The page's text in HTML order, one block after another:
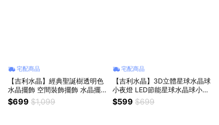
宅配商品
【吉利水晶】經典聖誕樹透明色
水晶擺飾 空間裝飾擺飾 水晶擺
飾 生日禮物 滿月禮品 聖誕節禮
物
$699 $1,099
宅配商品
【吉利水晶】3D立體星球水晶球
小夜燈 LED節能星球水晶球小夜
燈 - 月亮
$599 $699